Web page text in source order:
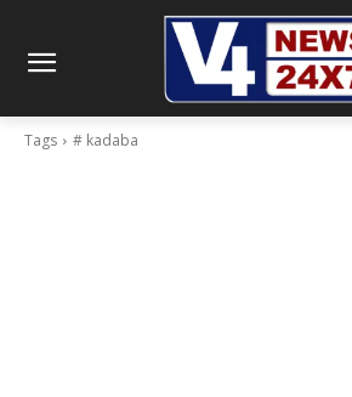
Tags # kadaba